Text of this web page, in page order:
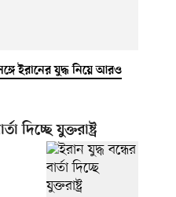
ইরানের যুদ্ধ নিয়ে আরও
দিচ্ছে যুক্তরাষ্ট্র